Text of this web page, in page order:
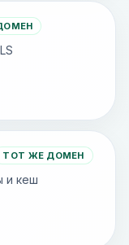
ТОТ ЖЕ ДОМЕН
и кеш